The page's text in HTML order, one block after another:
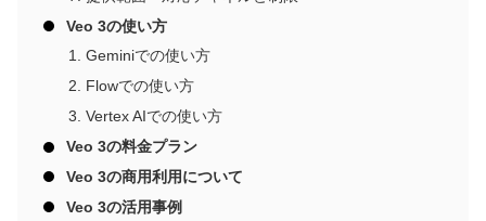
Veo 3の使い方
Geminiでの使い方
Flowでの使い方
Vertex AIでの使い方
Veo 3の料金プラン
Veo 3の商用利用について
Veo 3の活用事例